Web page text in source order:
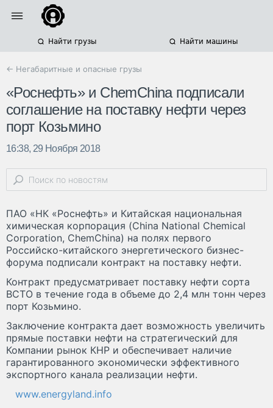
Найти грузы Найти машины
← Негабаритные и опасные грузы
«Роснефть» и ChemChina подписали
соглашение на поставку нефти через
порт Козьмино
16:38, 29 Ноября 2018
ПАО «НК «Роснефть» и Китайская национальная
химическая корпорация (China National Chemical
Corporation, ChemChina) на полях первого
Российско-китайского энергетического бизнес-
форума подписали контракт на поставку нефти.
Контракт предусматривает поставку нефти сорта
ВСТО в течение года в объеме до 2,4 млн тонн через
порт Козьмино.
Заключение контракта дает возможность увеличить
прямые поставки нефти на стратегический для
Компании рынок КНР и обеспечивает наличие
гарантированного экономически эффективного
экспортного канала реализации нефти.
www.energyland.info